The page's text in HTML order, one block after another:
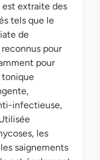
extraite des
tels que le
de
pour
pour
tonique
infectieuse,
les
saignements